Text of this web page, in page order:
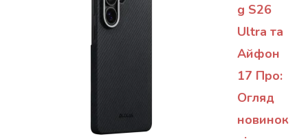
g S26
Ultra та
Айфон
17 Про:
Огляд
новинок